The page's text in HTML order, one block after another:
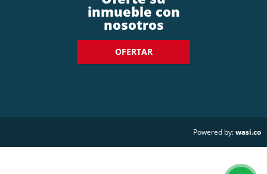
inmueble con
nosotros
OFERTAR
Powered by:wasi.co